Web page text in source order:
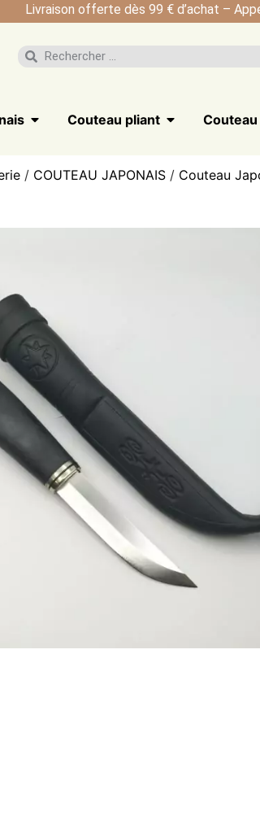
Livraison offerte dès 99 € d’achat –
Couteau pliant
/ COUTEAU JAPONAIS / Couteau